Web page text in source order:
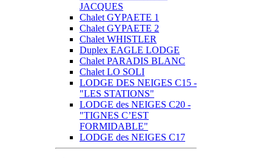
JACQUES
Chalet GYPAETE 1
Chalet GYPAETE 2
Chalet WHISTLER
Duplex EAGLE LODGE
Chalet PARADIS BLANC
Chalet LO SOLI
LODGE DES NEIGES C15 -
"LES STATIONS"
LODGE des NEIGES C20 -
"TIGNES C’EST
FORMIDABLE"
LODGE des NEIGES C17